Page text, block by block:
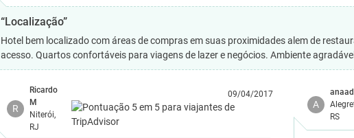
“Localização”
Hotel bem localizado com áreas de compras em suas proximidades alem de
acesso. Quartos confortáveis para viagens de lazer e negócios. Ambiente
R
Ricardo
M
Niterói,
RJ
09/04/2017
A
RS